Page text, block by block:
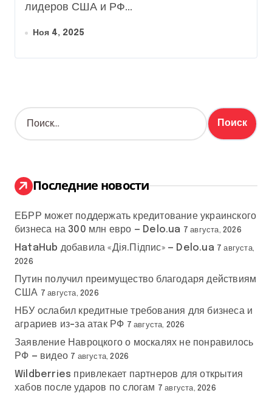
лидеров США и РФ...
Ноя 4, 2025
Н
а
:
Последние новости
ЕБРР может поддержать кредитование украинского
бизнеса на 300 млн евро — Delo.ua 7 августа, 2026
HataHub добавила «Дія.Підпис» — Delo.ua 7 августа,
2026
Путин получил преимущество благодаря действиям
США 7 августа, 2026
НБУ ослабил кредитные требования для бизнеса и
аграриев из-за атак РФ 7 августа, 2026
Заявление Навроцкого о москалях не понравилось
РФ — видео 7 августа, 2026
Wildberries привлекает партнеров для открытия
хабов после ударов по слогам 7 августа, 2026